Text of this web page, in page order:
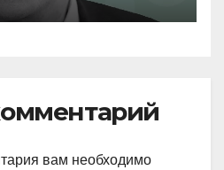
вам необходимо